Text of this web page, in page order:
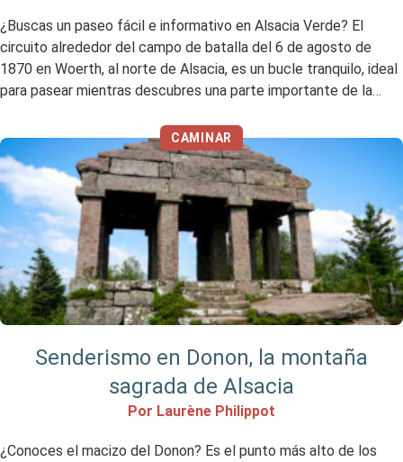
¿Buscas un paseo fácil e informativo en Alsacia Verde? El
circuito alrededor del campo de batalla del 6 de agosto de
1870 en Woerth, al norte de Alsacia, es un bucle tranquilo, ideal
para pasear mientras descubres una parte importante de la
gustó […]
CAMINAR
Senderismo en Donon, la montaña
sagrada de Alsacia
Por Laurène Philippot
¿Conoces el macizo del Donon? Es el punto más alto de los